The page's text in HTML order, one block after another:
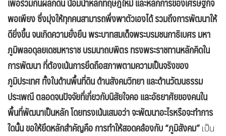
พอเพียง ซึ่งมุ่งให้ทุกคนสามารถพึ่งพาตัวเองได้ รวมถึงการพัฒนาให้
ดียิ่งขึ้น จนเกิดความยั่งยืน พระบาทสมเด็จพระบรมชนกาธิเบศร มหา
ภูมิพลอดุลยเดชมหาราช บรมนาถบพิตร ทรงพระราชทานหลักคิดใน
การพัฒนา ที่ต้องเน้นการยึดถือสภาพตามความเป็นจริงของ
ภูมิประเทศ ทั้งในด้านพื้นที่ดิน ด้านสังคมวิทยา และด้านวัฒนธรรม
ประเพณี ตลอดจนปัจจัยที่เกี่ยวกับนิสัยใจคอ และอัธยาศัยของคนใน
พื้นที่พัฒนาเป็นหลัก โดยทรงเน้นเสมอว่า จะพัฒนาอะไรหรือจะทำการ
ใดนั้น ขอให้ยึดหลักสำคัญคือ การทำให้สอดคล้องกับ “ภูมิสังคม”เป็น